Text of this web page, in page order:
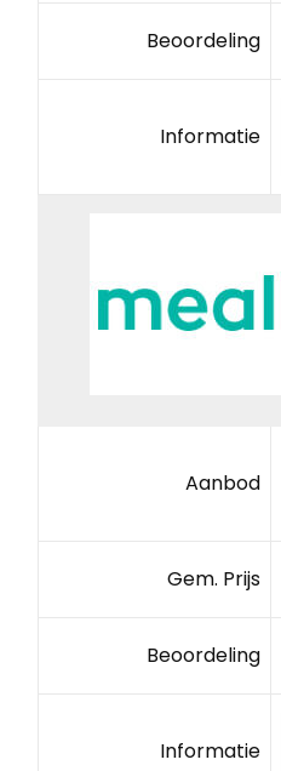
Beoordeling
Informatie
Aanbod
Gem. Prijs
Beoordeling
Informatie